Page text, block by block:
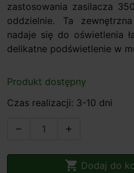
zastosowania zasilacza
oddzielnie. Ta
nadaje się do oświetlenia
delikatne podświetlenie w
Produkt dostępny
Czas realizacji: 3-10 dni
 
 Dodaj do